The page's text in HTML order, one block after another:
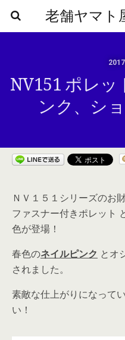
老舗ヤマト
NV151 ポレ
ンク、シ
ＮＶ１５１シリーズのお
ファスナー付きポレット
色が登場！
春色のネイルピンク とオ
されました。
素敵な仕上がりになって
い！